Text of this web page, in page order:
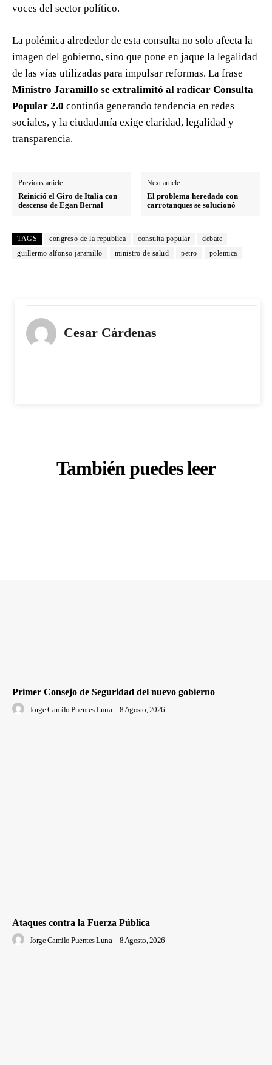
voces del sector político.
La polémica alrededor de esta consulta no solo afecta la
imagen del gobierno, sino que pone en jaque la legalidad
de las vías utilizadas para impulsar reformas. La frase
Ministro Jaramillo se extralimitó al radicar Consulta
Popular 2.0 continúa generando tendencia en redes
sociales, y la ciudadanía exige claridad, legalidad y
transparencia.
Previous article
Reinició el Giro de Italia con
descenso de Egan Bernal
Next article
El problema heredado con
carrotanques se solucionó
TAGS congreso de la republica consulta popular
debate
guillermo alfonso jaramillo
ministro de salud petro polemica
Cesar Cárdenas
También puedes leer
Primer Consejo de Seguridad del nuevo gobierno
Jorge Camilo Puentes Luna - 8 Agosto, 2026
Ataques contra la Fuerza Pública
Jorge Camilo Puentes Luna - 8 Agosto, 2026